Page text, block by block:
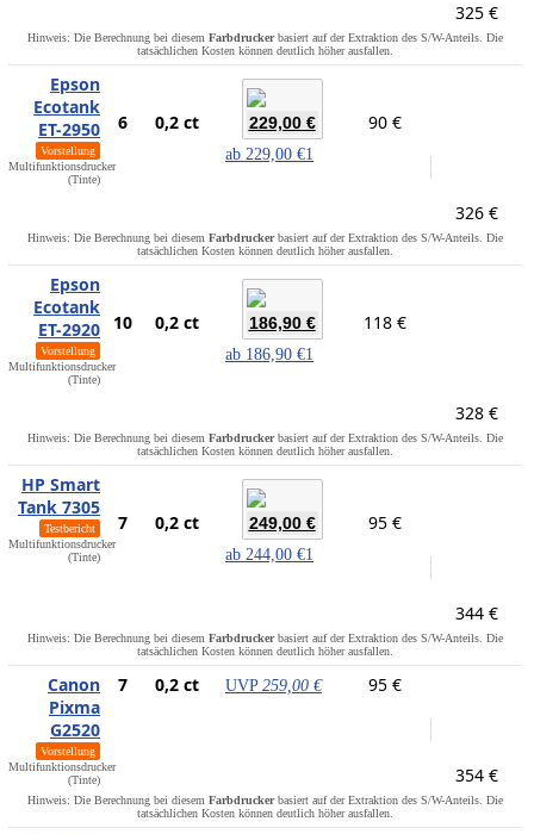
325 €
Hinweis: Die Berechnung bei diesem Farbdruckerbasiert auf der Extraktion des S/W-Anteils. Die
tatsächlichen Kosten können deutlich höher ausfallen.
Epson
Ecotank
ET-2950
Vorstellung
Multifunktionsdrucker
(Tinte)
6 0,2 ct 229,00 €
ab 229,00 €1
90 €
326 €
Hinweis: Die Berechnung bei diesem Farbdruckerbasiert auf der Extraktion des S/W-Anteils. Die
tatsächlichen Kosten können deutlich höher ausfallen.
Epson
Ecotank
ET-2920
Vorstellung
Multifunktionsdrucker
(Tinte)
10 0,2 ct 186,90 €
ab 186,90 €1
118 €
328 €
Hinweis: Die Berechnung bei diesem Farbdruckerbasiert auf der Extraktion des S/W-Anteils. Die
tatsächlichen Kosten können deutlich höher ausfallen.
HP Smart
Tank 7305
Testbericht
Multifunktionsdrucker
(Tinte)
7 0,2 ct 249,00 €
ab 244,00 €1
95 €
344 €
Hinweis: Die Berechnung bei diesem Farbdruckerbasiert auf der Extraktion des S/W-Anteils. Die
tatsächlichen Kosten können deutlich höher ausfallen.
Canon
Pixma
G2520
Vorstellung
Multifunktionsdrucker
(Tinte)
7 0,2 ct UVP 259,00 € 95 €
354 €
Hinweis: Die Berechnung bei diesem Farbdruckerbasiert auf der Extraktion des S/W-Anteils. Die
tatsächlichen Kosten können deutlich höher ausfallen.